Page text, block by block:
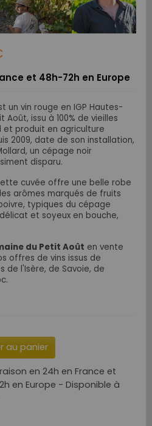
et 48h-72h en Europe
un vin rouge en IGP Hautes-
issu à 100% de vieilles
et produit en agriculture
2009, date de son installation,
un cépage noir
disparu.
cuvée offre une belle robe
arômes marqués de fruits
typiques du cépage
et soyeux en bouche,
du Petit Août en vente
offres de vins issus de
de l'Isère, de Savoie, de
au panier
en 24h en France et
en Europe - Disponible à